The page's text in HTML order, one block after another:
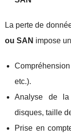
La perte de
ou SAN impose
etc.).
Analyse de la
disques, taille
Prise en